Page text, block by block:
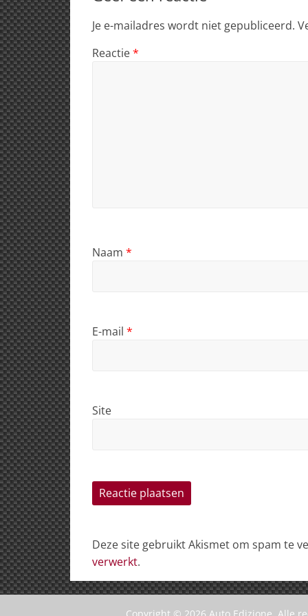
o
k
Je e-mailadres wordt niet gepubliceerd.
Reactie*
Naam *
E-mail *
Site
Deze site gebruikt Akismet om spam te
verwerkt.